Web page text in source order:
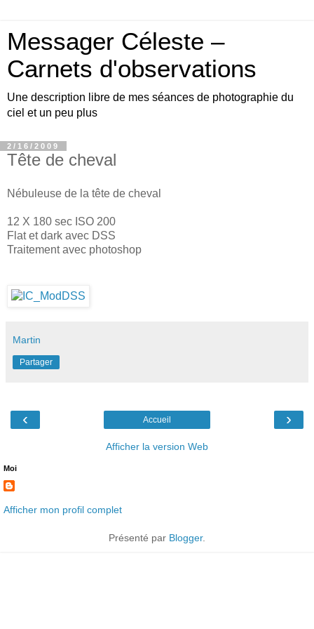
Messager Céleste –
Carnets d'observations
Une description libre de mes séances de photographie du
ciel et un peu plus
2/16/2009
Tête de cheval
Nébuleuse de la tête de cheval
12 X 180 sec ISO 200
Flat et dark avec DSS
Traitement avec photoshop
Martin
Partager
‹ ›
Accueil
Afficher la version Web
Moi
Afficher mon profil complet
Présenté par Blogger.